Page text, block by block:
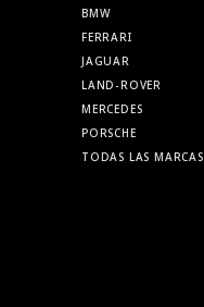
BMW
FERRARI
JAGUAR
LAND-ROVER
MERCEDES
PORSCHE
TODAS LAS MARCAS